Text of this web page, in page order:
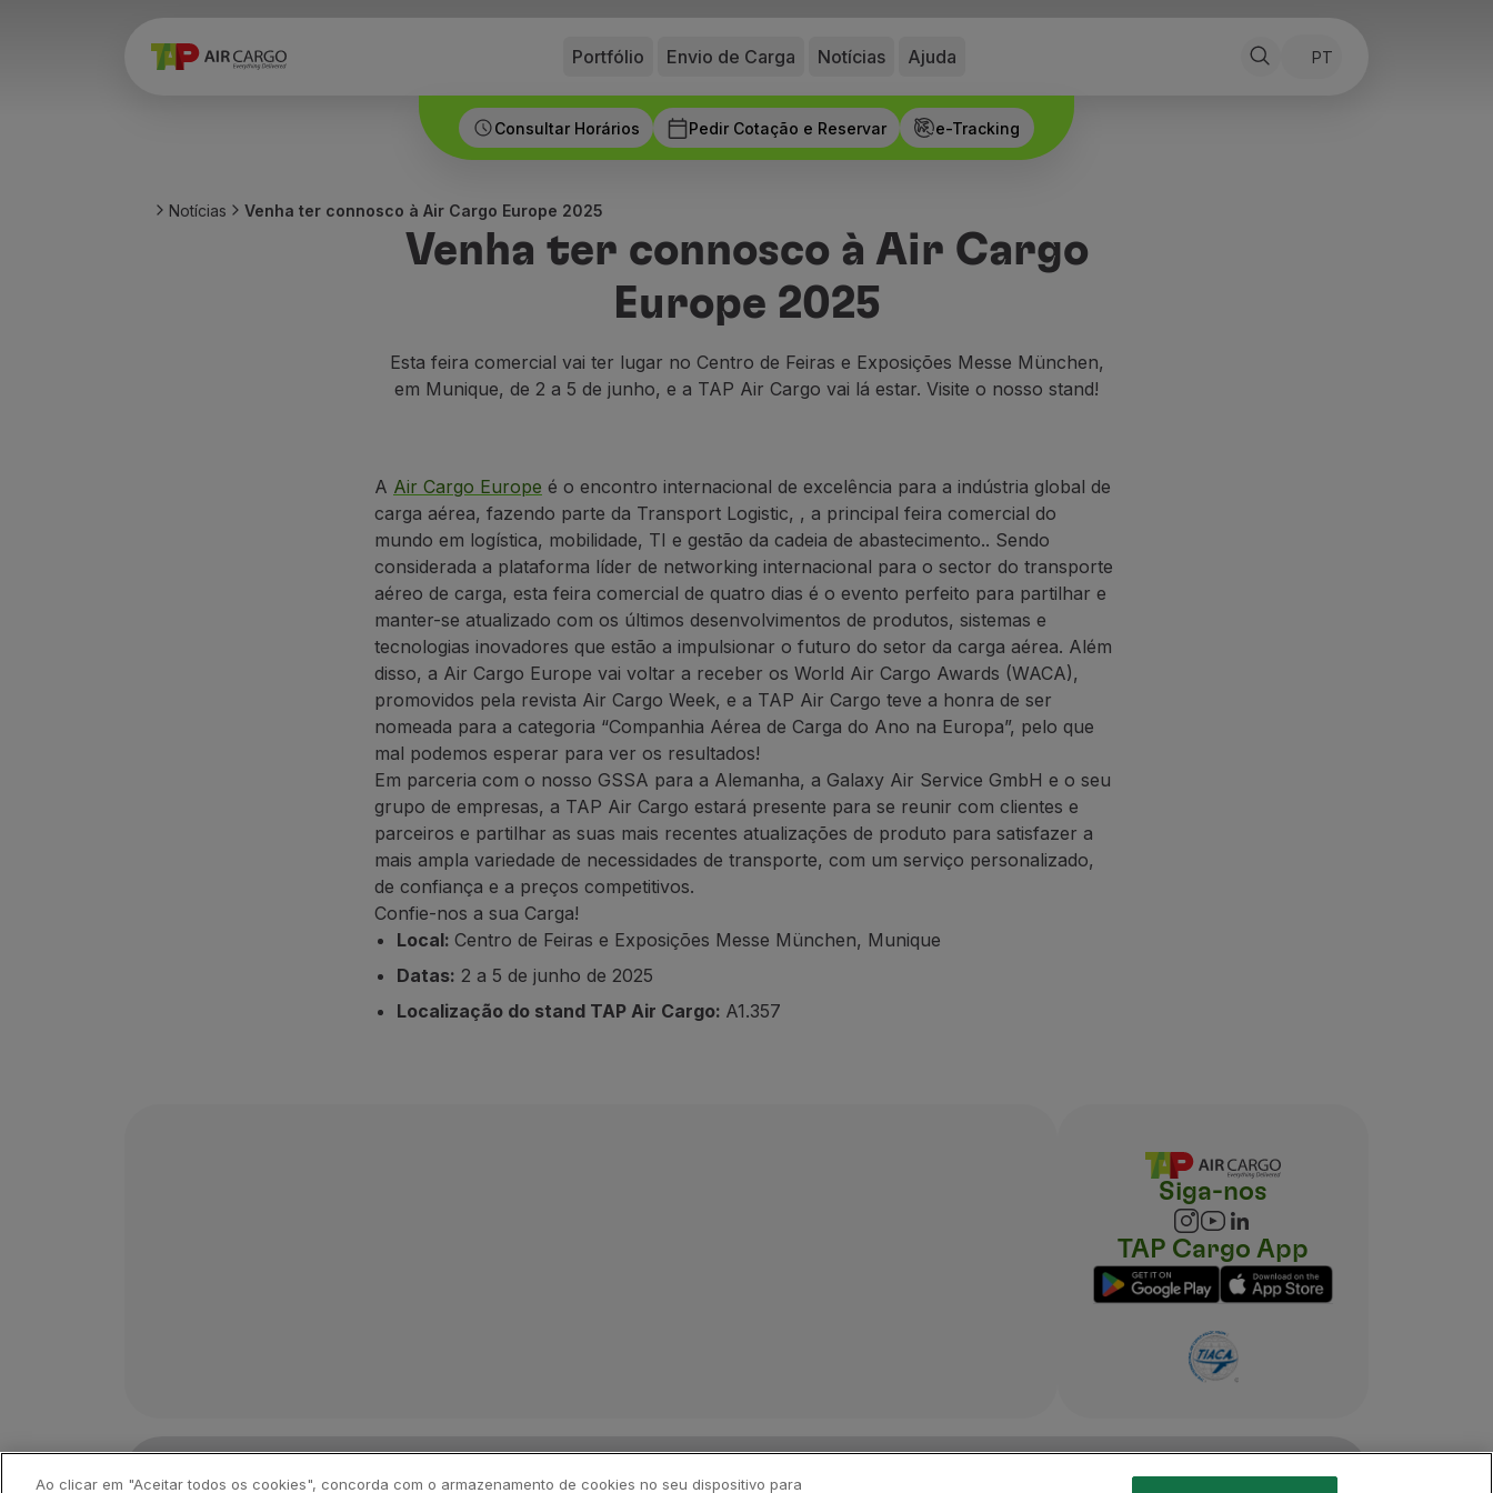
Portfólio Envio de Carga Notícias Ajuda Alterar idioma:
PT
Consultar Horários Pedir Cotação e Reservar e-Tracking
Notícias Venha ter connosco à Air Cargo Europe 2025
Venha ter connosco à Air Cargo
Europe 2025
Esta feira comercial vai ter lugar no Centro de Feiras e Exposições Messe München,
em Munique, de 2 a 5 de junho, e a TAP Air Cargo vai lá estar. Visite o nosso stand!
A Air Cargo Europe é o encontro internacional de excelência para a indústria global de
carga aérea, fazendo parte da Transport Logistic, , a principal feira comercial do
mundo em logística, mobilidade, TI e gestão da cadeia de abastecimento.. Sendo
considerada a plataforma líder de networking internacional para o sector do transporte
aéreo de carga, esta feira comercial de quatro dias é o evento perfeito para partilhar e
manter-se atualizado com os últimos desenvolvimentos de produtos, sistemas e
tecnologias inovadores que estão a impulsionar o futuro do setor da carga aérea. Além
disso, a Air Cargo Europe vai voltar a receber os World Air Cargo Awards (WACA),
promovidos pela revista Air Cargo Week, e a TAP Air Cargo teve a honra de ser
nomeada para a categoria “Companhia Aérea de Carga do Ano na Europa”, pelo que
mal podemos esperar para ver os resultados!
Em parceria com o nosso GSSA para a Alemanha, a Galaxy Air Service GmbH e o seu
grupo de empresas, a TAP Air Cargo estará presente para se reunir com clientes e
parceiros e partilhar as suas mais recentes atualizações de produto para satisfazer a
mais ampla variedade de necessidades de transporte, com um serviço personalizado,
de confiança e a preços competitivos.
Confie-nos a sua Carga!
Local: Centro de Feiras e Exposições Messe München, Munique
Datas: 2 a 5 de junho de 2025
Localização do stand TAP Air Cargo: A1.357
Siga-nos
TAP Cargo App
Ao clicar em "Aceitar todos os cookies", concorda com o armazenamento de cookies no seu dispositivo para